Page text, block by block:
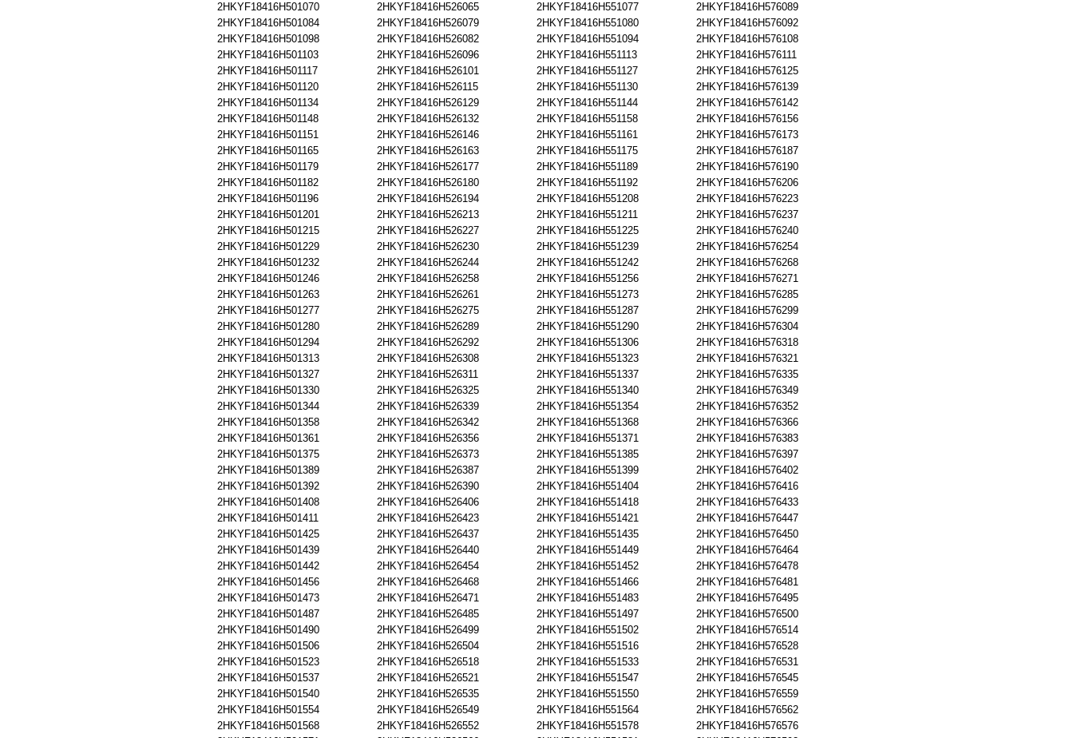
2HKYF18416H501070
2HKYF18416H501084
2HKYF18416H501098
2HKYF18416H501103
2HKYF18416H501117
2HKYF18416H501120
2HKYF18416H501134
2HKYF18416H501148
2HKYF18416H501151
2HKYF18416H501165
2HKYF18416H501179
2HKYF18416H501182
2HKYF18416H501196
2HKYF18416H501201
2HKYF18416H501215
2HKYF18416H501229
2HKYF18416H501232
2HKYF18416H501246
2HKYF18416H501263
2HKYF18416H501277
2HKYF18416H501280
2HKYF18416H501294
2HKYF18416H501313
2HKYF18416H501327
2HKYF18416H501330
2HKYF18416H501344
2HKYF18416H501358
2HKYF18416H501361
2HKYF18416H501375
2HKYF18416H501389
2HKYF18416H501392
2HKYF18416H501408
2HKYF18416H501411
2HKYF18416H501425
2HKYF18416H501439
2HKYF18416H501442
2HKYF18416H501456
2HKYF18416H501473
2HKYF18416H501487
2HKYF18416H501490
2HKYF18416H501506
2HKYF18416H501523
2HKYF18416H501537
2HKYF18416H501540
2HKYF18416H501554
2HKYF18416H501568
2HKYF18416H526065
2HKYF18416H526079
2HKYF18416H526082
2HKYF18416H526096
2HKYF18416H526101
2HKYF18416H526115
2HKYF18416H526129
2HKYF18416H526132
2HKYF18416H526146
2HKYF18416H526163
2HKYF18416H526177
2HKYF18416H526180
2HKYF18416H526194
2HKYF18416H526213
2HKYF18416H526227
2HKYF18416H526230
2HKYF18416H526244
2HKYF18416H526258
2HKYF18416H526261
2HKYF18416H526275
2HKYF18416H526289
2HKYF18416H526292
2HKYF18416H526308
2HKYF18416H526311
2HKYF18416H526325
2HKYF18416H526339
2HKYF18416H526342
2HKYF18416H526356
2HKYF18416H526373
2HKYF18416H526387
2HKYF18416H526390
2HKYF18416H526406
2HKYF18416H526423
2HKYF18416H526437
2HKYF18416H526440
2HKYF18416H526454
2HKYF18416H526468
2HKYF18416H526471
2HKYF18416H526485
2HKYF18416H526499
2HKYF18416H526504
2HKYF18416H526518
2HKYF18416H526521
2HKYF18416H526535
2HKYF18416H526549
2HKYF18416H526552
2HKYF18416H551077
2HKYF18416H551080
2HKYF18416H551094
2HKYF18416H551113
2HKYF18416H551127
2HKYF18416H551130
2HKYF18416H551144
2HKYF18416H551158
2HKYF18416H551161
2HKYF18416H551175
2HKYF18416H551189
2HKYF18416H551192
2HKYF18416H551208
2HKYF18416H551211
2HKYF18416H551225
2HKYF18416H551239
2HKYF18416H551242
2HKYF18416H551256
2HKYF18416H551273
2HKYF18416H551287
2HKYF18416H551290
2HKYF18416H551306
2HKYF18416H551323
2HKYF18416H551337
2HKYF18416H551340
2HKYF18416H551354
2HKYF18416H551368
2HKYF18416H551371
2HKYF18416H551385
2HKYF18416H551399
2HKYF18416H551404
2HKYF18416H551418
2HKYF18416H551421
2HKYF18416H551435
2HKYF18416H551449
2HKYF18416H551452
2HKYF18416H551466
2HKYF18416H551483
2HKYF18416H551497
2HKYF18416H551502
2HKYF18416H551516
2HKYF18416H551533
2HKYF18416H551547
2HKYF18416H551550
2HKYF18416H551564
2HKYF18416H551578
2HKYF18416H576089
2HKYF18416H576092
2HKYF18416H576108
2HKYF18416H576111
2HKYF18416H576125
2HKYF18416H576139
2HKYF18416H576142
2HKYF18416H576156
2HKYF18416H576173
2HKYF18416H576187
2HKYF18416H576190
2HKYF18416H576206
2HKYF18416H576223
2HKYF18416H576237
2HKYF18416H576240
2HKYF18416H576254
2HKYF18416H576268
2HKYF18416H576271
2HKYF18416H576285
2HKYF18416H576299
2HKYF18416H576304
2HKYF18416H576318
2HKYF18416H576321
2HKYF18416H576335
2HKYF18416H576349
2HKYF18416H576352
2HKYF18416H576366
2HKYF18416H576383
2HKYF18416H576397
2HKYF18416H576402
2HKYF18416H576416
2HKYF18416H576433
2HKYF18416H576447
2HKYF18416H576450
2HKYF18416H576464
2HKYF18416H576478
2HKYF18416H576481
2HKYF18416H576495
2HKYF18416H576500
2HKYF18416H576514
2HKYF18416H576528
2HKYF18416H576531
2HKYF18416H576545
2HKYF18416H576559
2HKYF18416H576562
2HKYF18416H576576